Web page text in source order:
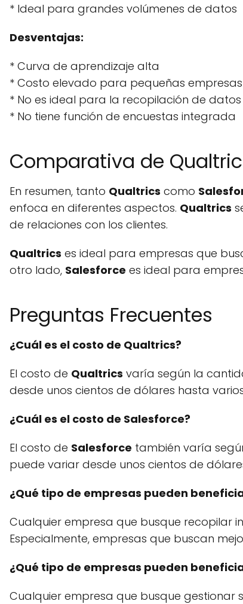
* Ideal para grandes volúmenes de datos
Desventajas:
* Curva de aprendizaje alta
* Costo elevado para pequeñas empresas
* No es ideal para la recopilación de
* No tiene función de encuestas integrada
Comparativa de
En resumen, tanto Qualtrics como
enfoca en diferentes aspectos. Qualtrics
de relaciones con los clientes.
Qualtrics es ideal para empresas que
otro lado, Salesforce es ideal para
Preguntas Frecuentes
¿Cuál es el costo de Qualtrics?
El costo de Qualtrics varía según la
desde unos cientos de dólares hasta
¿Cuál es el costo de Salesforce?
El costo de Salesforce también varía
puede variar desde unos cientos de
¿Qué tipo de empresas pueden
Cualquier empresa que busque recopilar
Especialmente, empresas que buscan
¿Qué tipo de empresas pueden
Cualquier empresa que busque gestionar